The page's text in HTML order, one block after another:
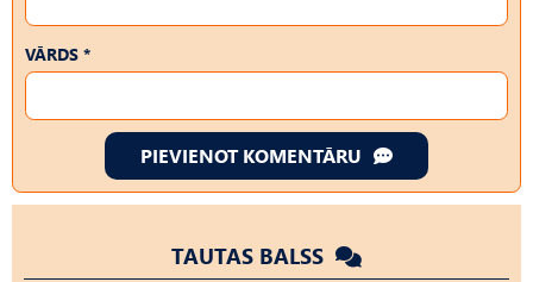
VĀRDS *
PIEVIENOT KOMENTĀRU
TAUTAS BALSS